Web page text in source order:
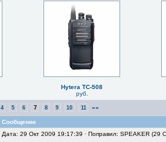
Hytera TC-508
руб.
4 5 6 7 8 9 10 11 »»
Сообщение
Дата: 29 Окт 2009 19:17:39 · Поправил: SPEAKER (29